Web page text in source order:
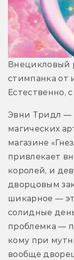
Внецикловый
стимпанка от
Естественно,
Эвни Тридл ―
магических
магазине
привлекает
королей, и
дворцовым
шикарное ―
солидные
проблемка ―
кому при
вообще